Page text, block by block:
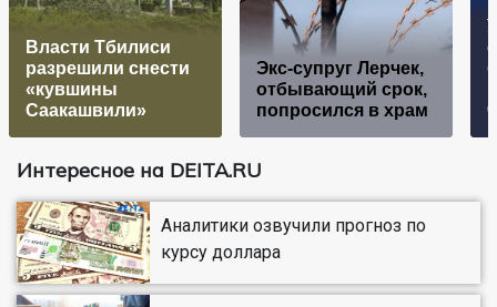
Власти Тбилиси
разрешили снести
«кувшины
Саакашвили»
Экс-супруг Лерчек,
отбывающий срок,
попросился в храм
Интересное на DEITA.RU
Аналитики озвучили прогноз по
курсу доллара